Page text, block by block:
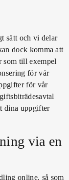
sätt och vi delar
dock komma att
som till exempel
för vår
för vår
dina uppgifter
via en
online, så som